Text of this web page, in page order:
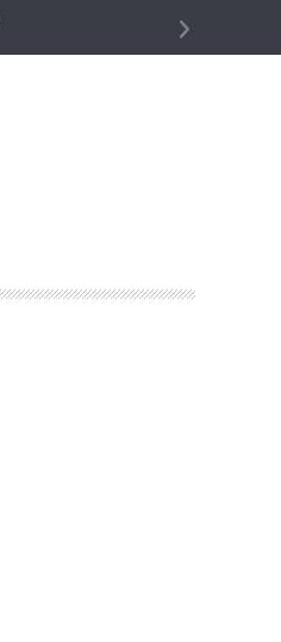
福门——山东临淄以公益岗位推动贫困